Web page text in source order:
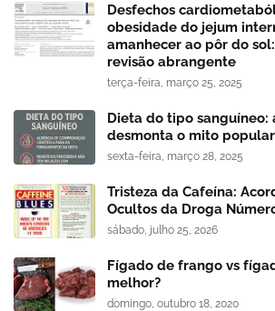
Desfechos
obesidade do jejum
amanhecer ao pôr do
revisão abrangente
terça-feira, março 25, 2025
Dieta do tipo sanguíneo:
desmonta o mito popular
sexta-feira, março 28, 2025
Tristeza da Cafeína:
Ocultos da Droga
sábado, julho 25, 2026
Fígado de frango vs
melhor?
domingo, outubro 18, 2020